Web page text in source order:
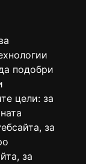
подобри
цели: за
, за
, за